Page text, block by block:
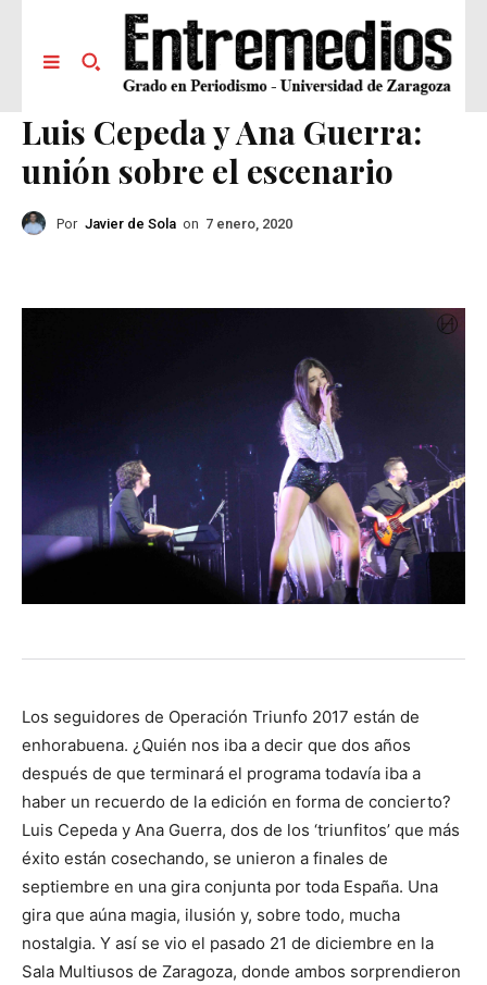
Luis Cepeda y Ana Guerra:
unión sobre el escenario
Por Javier de Sola on 7 enero, 2020
Los seguidores de Operación Triunfo 2017 están de
enhorabuena. ¿Quién nos iba a decir que dos años
después de que terminará el programa todavía iba a
haber un recuerdo de la edición en forma de concierto?
Luis Cepeda y Ana Guerra, dos de los ‘triunfitos’ que más
éxito están cosechando, se unieron a finales de
septiembre en una gira conjunta por toda España. Una
gira que aúna magia, ilusión y, sobre todo, mucha
nostalgia. Y así se vio el pasado 21 de diciembre en la
Sala Multiusos de Zaragoza, donde ambos sorprendieron